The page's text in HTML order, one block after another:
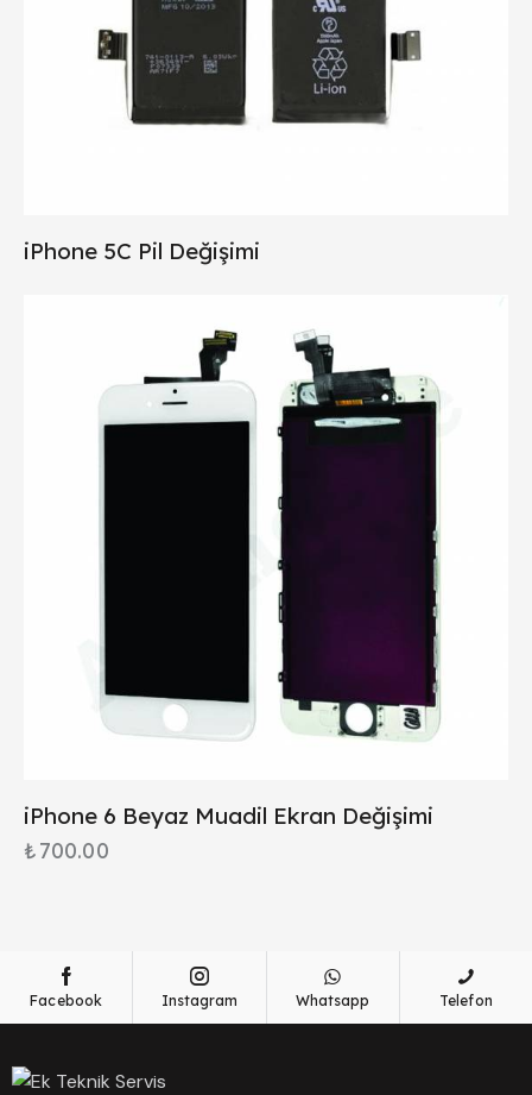
iPhone 5C Pil Değişimi
iPhone 6 Beyaz Muadil Ekran Değişimi
₺700.00
Facebook Instagram Whatsapp Telefon